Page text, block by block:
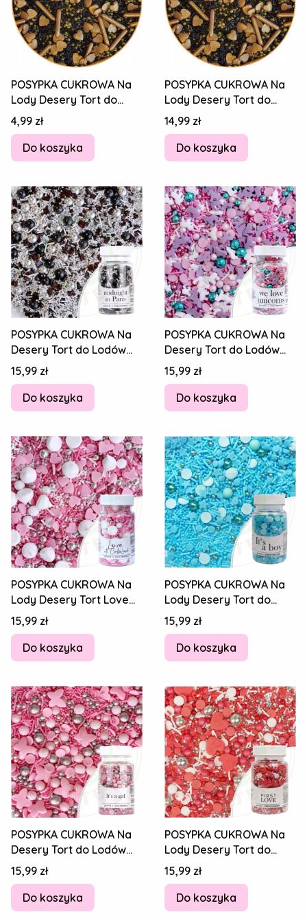
POSYPKA CUKROWA Na
Lody Desery Tort do
Lodów GLAM Makaroni
Złoty MIX 20g
Cena
4,99 zł
Do koszyka
POSYPKA CUKROWA Na
Lody Desery Tort do
Lodów GLAM Makaroni
Złoty MIX 100g
Cena
14,99 zł
Do koszyka
POSYPKA CUKROWA Na
Desery Tort do Lodów
PEARLS MIDNIGHT IN
PARIS MIX 70g
Cena
15,99 zł
Do koszyka
POSYPKA CUKROWA Na
Desery Tort do Lodów
WE LOVE UNICORNS
JEDNOROŻCE MIX 70g
Cena
15,99 zł
Do koszyka
POSYPKA CUKROWA Na
Lody Desery Tort Love
with Cookieland
SERDUSZKA MIX 70g
Cena
15,99 zł
Do koszyka
POSYPKA CUKROWA Na
Lody Desery Tort do
Lodów PEARLS IT'S A BOY
MIX 70g
Cena
15,99 zł
Do koszyka
POSYPKA CUKROWA Na
Desery Tort do Lodów
PEARLS IT'S A GIRL
RÓŻOWY MIX 70g
Cena
15,99 zł
Do koszyka
POSYPKA CUKROWA Na
Lody Desery Tort do
Lodów FIRST LOVE
SERDUSZKA MIX 70g
Cena
15,99 zł
Do koszyka